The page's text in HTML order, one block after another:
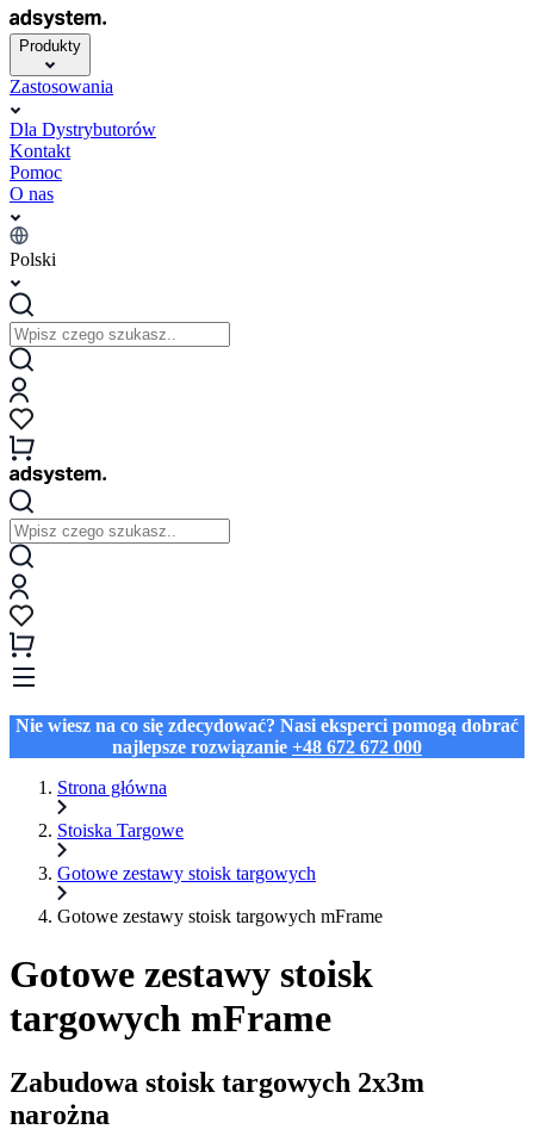
Produkty
Zastosowania
Dla Dystrybutorów
Kontakt
Pomoc
O nas
Polski
Nie wiesz na co się zdecydować? Nasi eksperci pomogą dobrać
najlepsze rozwiązanie +48 672 672 000
Strona główna
Stoiska Targowe
Gotowe zestawy stoisk targowych
Gotowe zestawy stoisk targowych mFrame
Gotowe zestawy stoisk
targowych mFrame
Zabudowa stoisk targowych 2x3m
narożna